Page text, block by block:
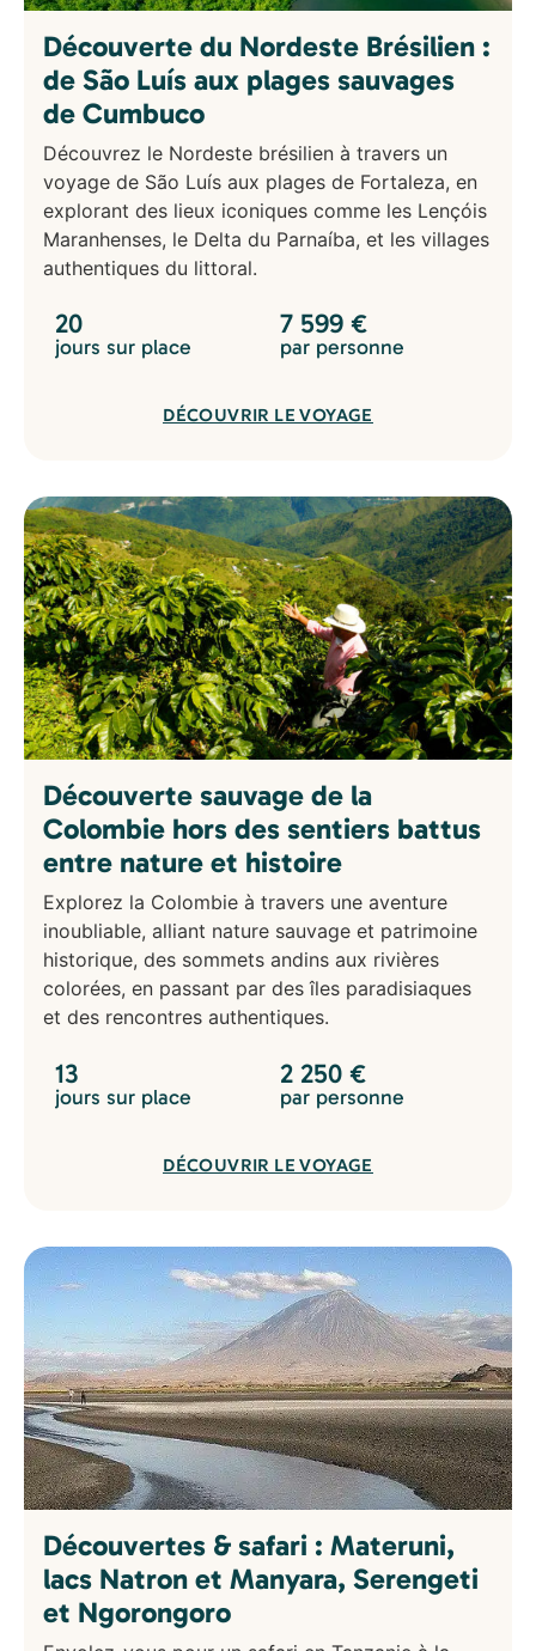
Découverte du Nordeste Brésilien :
de São Luís aux plages sauvages
de Cumbuco
Découvrez le Nordeste brésilien à travers un
voyage de São Luís aux plages de Fortaleza, en
explorant des lieux iconiques comme les Lençóis
Maranhenses, le Delta du Parnaíba, et les villages
authentiques du littoral.
20
jours sur place
7 599 €
par personne
DÉCOUVRIR LE VOYAGE
Découverte sauvage de la
Colombie hors des sentiers battus
entre nature et histoire
Explorez la Colombie à travers une aventure
inoubliable, alliant nature sauvage et patrimoine
historique, des sommets andins aux rivières
colorées, en passant par des îles paradisiaques
et des rencontres authentiques.
13
jours sur place
2 250 €
par personne
DÉCOUVRIR LE VOYAGE
Découvertes & safari : Materuni,
lacs Natron et Manyara, Serengeti
et Ngorongoro